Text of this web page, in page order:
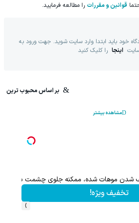
قوانین و مقررات را مطالعه فرمایید.
خود باید ابتدا وارد سایت شوید. جهت ورود به
اینجا را کلیک کنید
بر اساس محبوب ترین
مشاهده بیشتر
موهات شده، ممکنه جلوی چشمت باشه.
تخفیف ویژه!
›